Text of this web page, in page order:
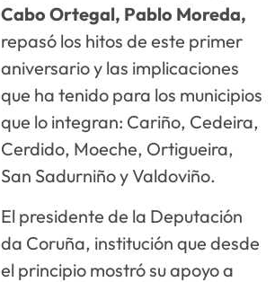
Cabo Ortegal, Pablo Moreda,
repasó los hitos de este primer
aniversario y las implicaciones
que ha tenido para los municipios
que lo integran: Cariño, Cedeira,
Cerdido, Moeche, Ortigueira,
San Sadurniño y Valdoviño.
El presidente de la Deputación
da Coruña, institución que desde
el principio mostró su apoyo a